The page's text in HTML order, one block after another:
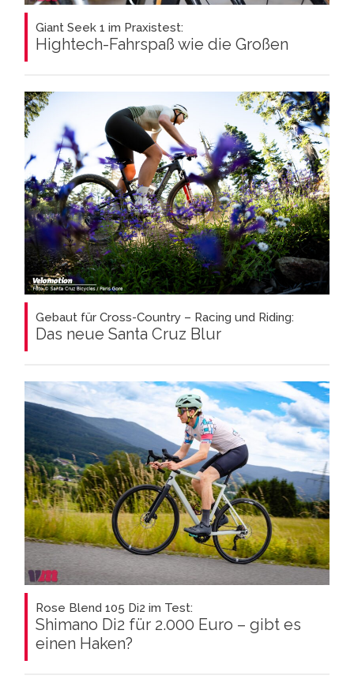
Giant Seek 1 im Praxistest:
Hightech-Fahrspaß wie die Großen
Gebaut für Cross-Country – Racing und Riding:
Das neue Santa Cruz Blur
Rose Blend 105 Di2 im Test:
Shimano Di2 für 2.000 Euro – gibt es
einen Haken?